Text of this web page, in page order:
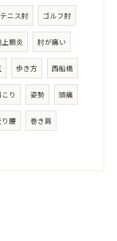
テニス肘 ゴルフ肘
顆炎 肘が痛い
歩き方 西船橋
こり 姿勢 頭痛
り腰 巻き肩